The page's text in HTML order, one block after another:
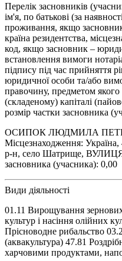
Перелік засновників
ім'я, по батькові (за
проживання, якщо
країна резидентства,
код, якщо засновник –
встановлення вимоги
підпису під час прийняття
юридичної особи та/або
правочину, предметом
(складеному) капіталі
розмір частки засновника
ОСИПОК ЛЮДМИЛА
Місцезнаходження:
р-н, село Шатрище,
засновника (учасника): 0,00
Види діяльності
01.11 Вирощування
культур і насіння олійних
Прісноводне рибальство
(аквакультура) 47.81
харчовими продуктами,